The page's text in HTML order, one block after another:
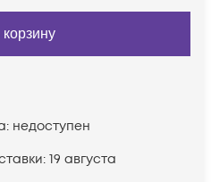
корзину
недоступен
19 августа